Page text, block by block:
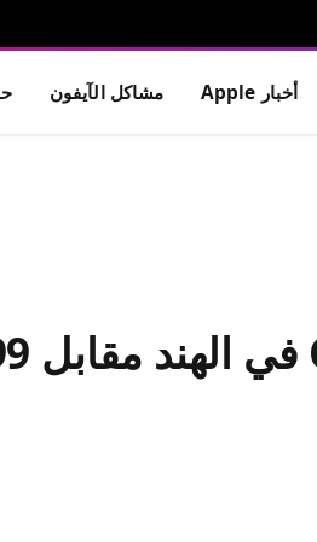
أخبار Apple مشاكل الآيفون